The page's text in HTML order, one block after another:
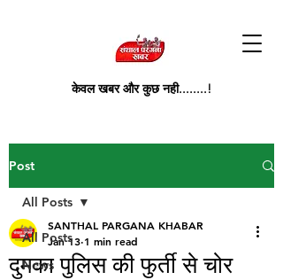
केवल खबर और कुछ नही........!
Post
All Posts
News
All Posts
दुमका पुलिस की फुर्ती से चोर
SANTHAL PARGANA KHABAR
Jan 13 1 min read